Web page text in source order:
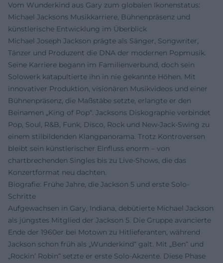
Vom Wunderkind aus Gary zum globalen Ikonenstatus:
Michael Jacksons Musikkarriere, Bühnenpräsenz und
künstlerische Entwicklung im Überblick
Michael Joseph Jackson prägte als Sänger, Songwriter,
Tänzer und Produzent die DNA der modernen Popmusik.
Seine Karriere begann im Familienverbund, doch sein
Solowerk katapultierte ihn in nie gekannte Höhen. Mit
innovativer Produktion, visionären Musikvideos und einer
Bühnenpräsenz, die Maßstäbe setzte, erlangte er den
Beinamen „King of Pop“. Jacksons Diskographie verbindet
Pop, Soul, R&B, Funk, Disco, Rock und New-Jack-Swing zu
einem stilbildenden Klangpanorama. Trotz Kontroversen
bleibt sein künstlerischer Einfluss enorm – von
chartbrechenden Singles bis zu Live-Shows, die das
Konzertformat neu dachten.
Biografie: Frühe Jahre, die Jackson 5 und erste Solo-
Schritte
Aufgewachsen in Gary, Indiana, debütierte Michael Jackson
als jüngstes Mitglied der Jackson 5. Die Gruppe avancierte
Ende der 1960er bei Motown zu Hitlieferanten, während
Jackson schon früh als „Wunderkind“ galt. Mit „Ben“ und
„Rockin’ Robin“ setzte er erste Solo-Akzente. Diese Phase